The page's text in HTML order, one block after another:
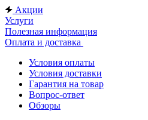
Акции
Услуги
Полезная информация
Оплата и доставка
Условия оплаты
Условия доставки
Гарантия на товар
Вопрос-ответ
Обзоры